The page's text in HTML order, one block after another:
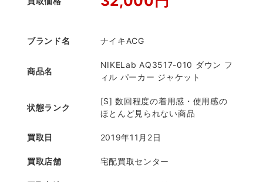
ブランド名 ナイキACG
商品名
NIKELab AQ3517-010 ダウン フ
ィル パーカー ジャケット
状態ランク
[S] 数回程度の着用感・使用感の
ほとんど見られない商品
買取日 2019年11月2日
買取店舗 宅配買取センター